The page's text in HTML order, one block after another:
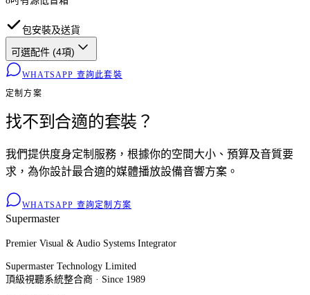
包安裝及送貨
可選配件 (4項)
WHATSAPP 查詢此套裝
定制方案
找不到合適的套裝？
我們提供度身定制服務，根據你的空間大小、預算及音質要
求，為你設計最合適的媒體播放設備音響方案。
WHATSAPP 查詢定制方案
Supermaster
Premier Visual & Audio Systems Integrator
Supermaster Technology Limited
頂級視聽系統整合商 · Since 1989